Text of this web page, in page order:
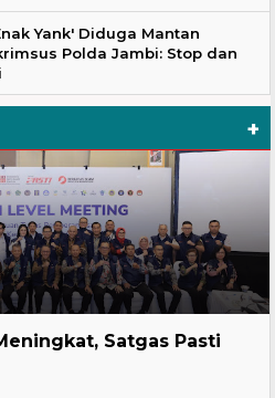
Yank' Diduga Mantan
Polda Jambi: Stop dan
+
Satgas Pasti